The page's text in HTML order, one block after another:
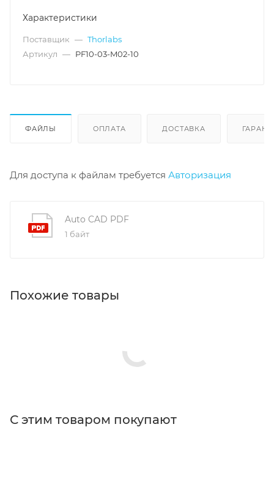
Характеристики
Поставщик — Thorlabs
Артикул — PF10-03-M02-10
ФАЙЛЫ ОПЛАТА ДОСТАВКА
Для доступа к файлам требуется Авторизация
Auto CAD PDF
1 байт
Похожие товары
С этим товаром покупают